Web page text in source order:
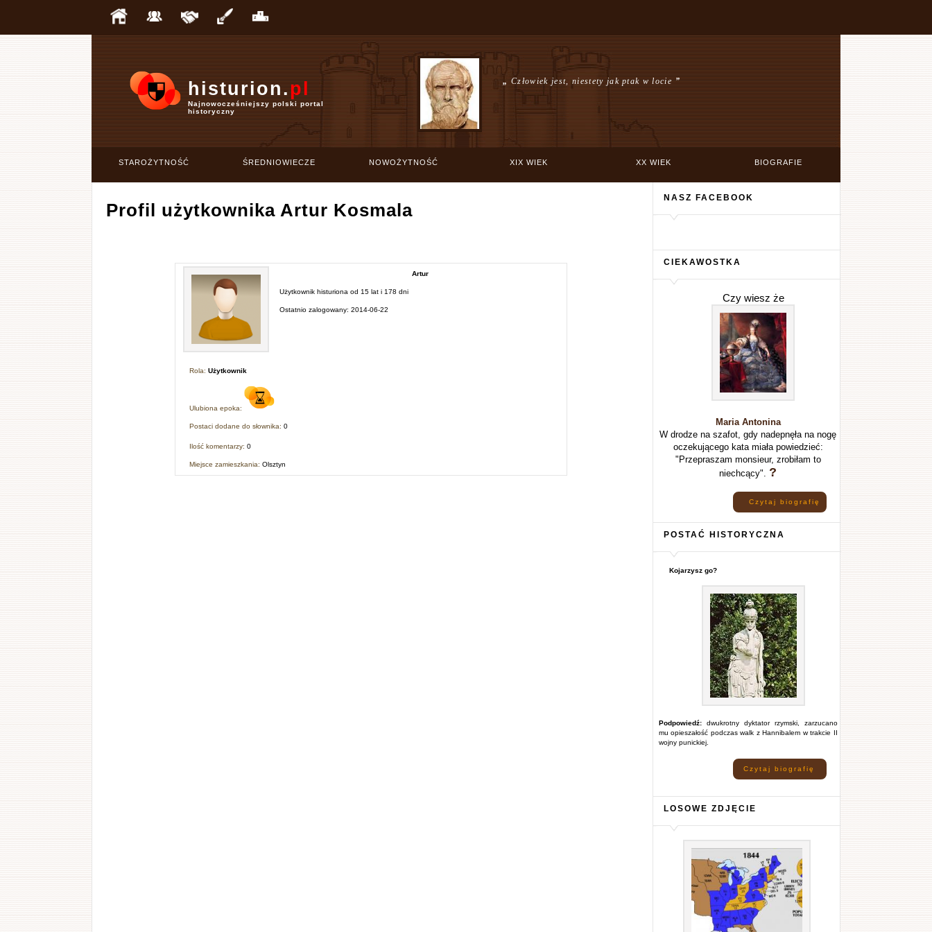
histurion.pl
Najnowocześniejszy polski portal
historyczny
„Człowiek jest, niestety jak ptak w locie”
STAROŻYTNOŚĆ ŚREDNIOWIECZE NOWOŻYTNOŚĆ XIX WIEK XX WIEK BIOGRAFIE
Profil użytkownika Artur Kosmala
Artur
Użytkownik histuriona od 15 lat i 178 dni
Ostatnio zalogowany:2014-06-22
Rola:Użytkownik
Ulubiona epoka:
Postaci dodane do słownika:0
Ilość komentarzy:0
Miejsce zamieszkania:Olsztyn
NASZ FACEBOOK
CIEKAWOSTKA
Czy wiesz że
Maria Antonina
W drodze na szafot, gdy nadepnęła na nogę
oczekującego kata miała powiedzieć:
"Przepraszam monsieur, zrobiłam to
niechcący". ?
Czytaj biografię
POSTAĆ HISTORYCZNA
Kojarzysz go?
Podpowiedź:dwukrotny dyktator rzymski, zarzucano
mu opieszałość podczas walk z Hannibalem w trakcie II
wojny punickiej.
Czytaj biografię
LOSOWE ZDJĘCIE